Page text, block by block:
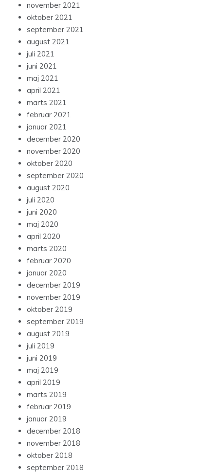
november 2021
oktober 2021
september 2021
august 2021
juli 2021
juni 2021
maj 2021
april 2021
marts 2021
februar 2021
januar 2021
december 2020
november 2020
oktober 2020
september 2020
august 2020
juli 2020
juni 2020
maj 2020
april 2020
marts 2020
februar 2020
januar 2020
december 2019
november 2019
oktober 2019
september 2019
august 2019
juli 2019
juni 2019
maj 2019
april 2019
marts 2019
februar 2019
januar 2019
december 2018
november 2018
oktober 2018
september 2018